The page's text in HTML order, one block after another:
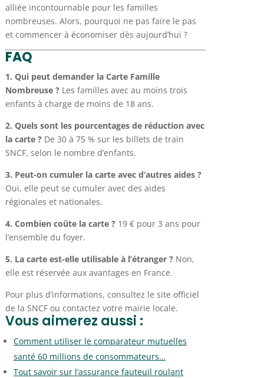
alliée incontournable pour les familles
nombreuses. Alors, pourquoi ne pas faire le pas
et commencer à économiser dès aujourd’hui ?
FAQ
1. Qui peut demander la Carte Famille
Nombreuse ?Les familles avec au moins trois
enfants à charge de moins de 18 ans.
2. Quels sont les pourcentages de réduction avec
la carte ?De 30 à 75 % sur les billets de train
SNCF, selon le nombre d’enfants.
3. Peut-on cumuler la carte avec d’autres aides ?
Oui, elle peut se cumuler avec des aides
régionales et nationales.
4. Combien coûte la carte ?19 € pour 3 ans pour
l’ensemble du foyer.
5. La carte est-elle utilisable à l’étranger ?Non,
elle est réservée aux avantages en France.
Pour plus d’informations, consultez le site officiel
de la SNCF ou contactez votre mairie locale.
Vous aimerez aussi :
Comment utiliser le comparateur mutuelles
santé 60 millions de consommateurs…
Tout savoir sur l’assurance fauteuil roulant